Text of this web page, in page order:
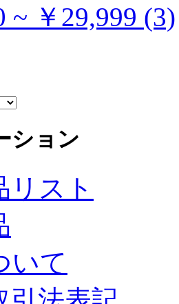
~ ￥29,999 (3)
ション
リスト
いて